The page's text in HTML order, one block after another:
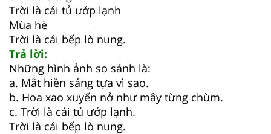
Trời là cái tủ ướp lạnh
Mùa hè
Trời là cái bếp lò nung.
Trả lời:
Những hình ảnh so sánh là:
a. Mắt hiền sáng tựa vì sao.
b. Hoa xao xuyến nở như mây từng chùm.
c. Trời là cái tủ ướp lạnh.
Trời là cái bếp lò nung.